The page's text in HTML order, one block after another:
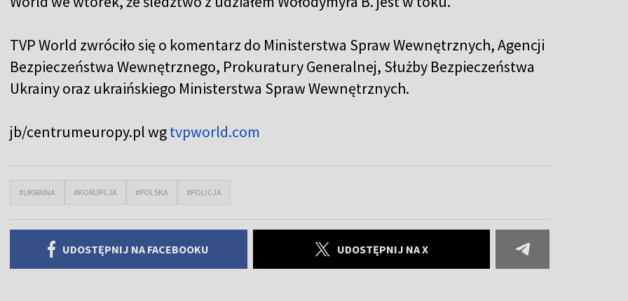
TVP World zwróciło się o komentarz do Ministerstwa Spraw Wewnętrznych, Agencji
Bezpieczeństwa Wewnętrznego, Prokuratury Generalnej, Służby Bezpieczeństwa
Ukrainy oraz ukraińskiego Ministerstwa Spraw Wewnętrznych.
jb/centrumeuropy.pl wgtvpworld.com
#UKRAINA #KORUPCJA #POLSKA #POLICJA
UDOSTĘPNIJ NA FACEBOOKU UDOSTĘPNIJ NA X